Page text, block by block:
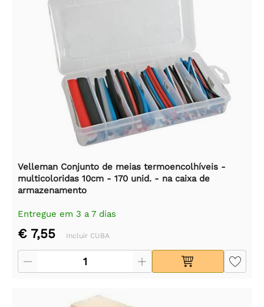
Velleman Conjunto de meias termoencolhíveis -
multicoloridas 10cm - 170 unid. - na caixa de
armazenamento
Entregue em 3 a 7 dias
€ 7,55 Incluir CUBA